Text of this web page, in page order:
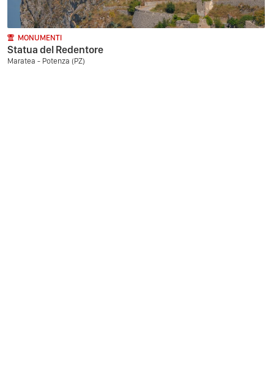
MONUMENTI
Statua del Redentore
Maratea - Potenza (PZ)